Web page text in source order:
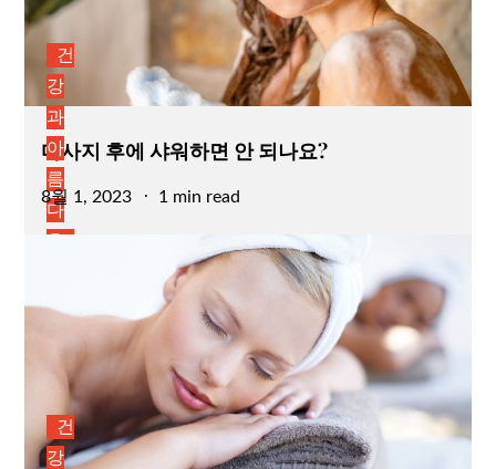
건
강
과
아
름
다
마사지 후에 샤워하면 안 되나요?
Posted
on
8월 1, 2023 1 min read
건
강